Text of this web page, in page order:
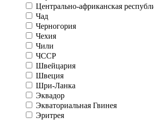
Центрально-африканская
Чад
Черногория
Чехия
Чили
ЧССР
Швейцария
Швеция
Шри-Ланка
Эквадор
Экваториальная Гвинея
Эритрея